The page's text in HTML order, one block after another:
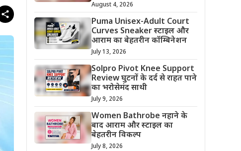
August 4, 2026
Puma Unisex-Adult Court
Curves Sneaker स्टाइल और
आराम का बेहतरीन कॉम्बिनेशन
July 13, 2026
Solpro Pivot Knee Support
Review घुटनों के दर्द से राहत पाने
का भरोसेमंद साथी
July 9, 2026
Women Bathrobe नहाने के
बाद आराम और स्टाइल का
बेहतरीन विकल्प
July 8, 2026